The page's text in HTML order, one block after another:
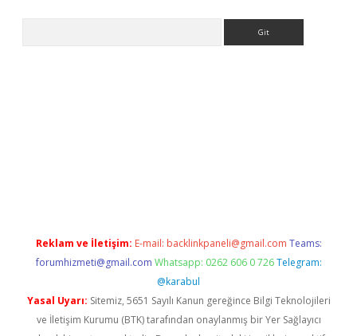
Reklam ve İletişim: E-mail: backlinkpaneli@gmail.com Teams:
forumhizmeti@gmail.com Whatsapp: 0262 606 0 726 Telegram:
@karabul
Yasal Uyarı: Sitemiz, 5651 Sayılı Kanun gereğince Bilgi Teknolojileri
ve İletişim Kurumu (BTK) tarafından onaylanmış bir Yer Sağlayıcı